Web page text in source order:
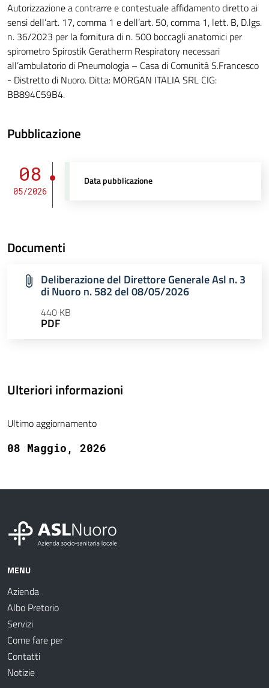
Autorizzazione a contrarre e contestuale affidamento diretto ai
sensi dell’art. 17, comma 1 e dell’art. 50, comma 1, lett. B, D.lgs.
n. 36/2023 per la fornitura di n. 500 boccagli anatomici per
spirometro Spirostik Geratherm Respiratory necessari
all’ambulatorio di Pneumologia – Casa di Comunità S.Francesco
- Distretto di Nuoro. Ditta: MORGAN ITALIA SRL CIG:
BB894C59B4.
Pubblicazione
08
05/2026
Data pubblicazione
Documenti
Deliberazione del Direttore Generale Asl n. 3
di Nuoro n. 582 del 08/05/2026
440 KB
PDF
Ulteriori informazioni
Ultimo aggiornamento
08 Maggio, 2026
MENU
Azienda
Albo Pretorio
Servizi
Come fare per
Contatti
Notizie